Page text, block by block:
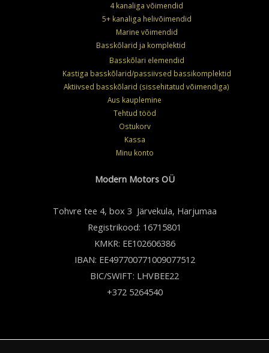
4 kanaliga võimendid
5+ kanaliga helivõimendid
Marine võimendid
Basskõlarid ja komplektid
Basskõlari elemendid
Kastiga basskõlarid/passiivsed bassikomplektid
Aktiivsed basskõlarid (sissehitatud võimendiga)
Aus kauplemine
Tehtud tööd
Ostukorv
Kassa
Minu konto
Modern Motors OÜ
Tohvre tee 4, box 3 Järvekula, Harjumaa
Registrikood: 16715801
KMKR: EE102606386
IBAN: EE497700771009077512
BIC/SWIFT: LHVBEE22
+372 5264540